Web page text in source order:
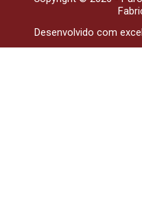
Desenvolvido com